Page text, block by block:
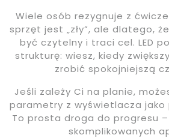
Wiele osób rezygnuje z
sprzęt jest „zły”, ale dlatego,
być czytelny i traci cel. LED
strukturę: wiesz, kiedy
zrobić spokojniejszą
Jeśli zależy Ci na planie,
parametry z wyświetlacza jako
To prosta droga do progresu
skomplikowanych